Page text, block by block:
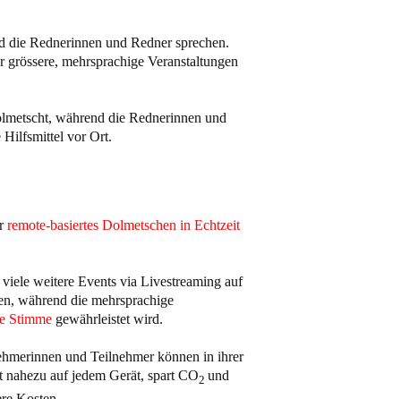
Rednerinnen und Redner sprechen.
mehrsprachige Veranstaltungen
während die Rednerinnen und
Hilfsmittel vor Ort.
remote-basiertes Dolmetschen in Echtzeit
weitere Events via Livestreaming auf
während die mehrsprachige
Stimme gewährleistet wird.
und Teilnehmer können in ihrer
auf jedem Gerät, spart CO2 und